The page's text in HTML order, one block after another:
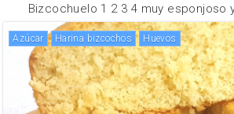
Bizcochuelo 1 2 3 4 muy esponjoso
Azúcar harina bizcochos huevos